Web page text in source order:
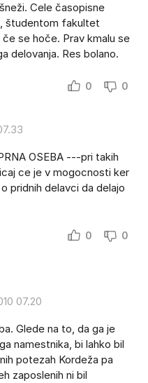
Cele časopisne
študentom fakultet
se hoče. Prav kmalu se
delovanja. Res bolano.
0 0
OSEBA ---pri takih
ce je v mogocnosti ker
pridnih delavci da delajo
0 0
07.20
Glede na to, da ga je
namestnika, bi lahko bil
potezah Kordeža pa
zaposlenih ni bil